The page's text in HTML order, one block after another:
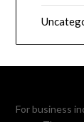
For business